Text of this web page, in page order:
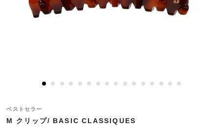
ヒストリー
お修理について
ベストセラー
M クリップ/ BASIC CLASSIQUES